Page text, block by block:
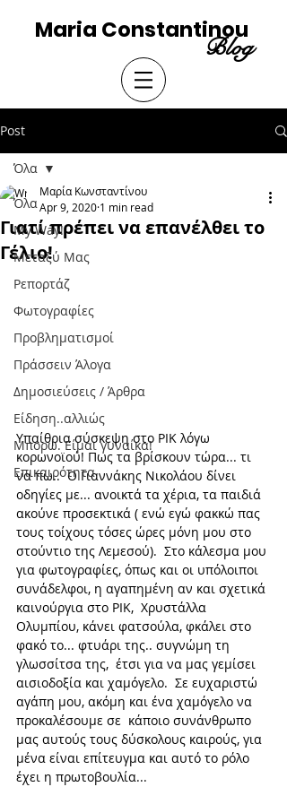
Maria Constantinou
Blog
Post
Όλα
My Way!
Μεταξύ Μας
Ρεπορτάζ
Φωτογραφίες
Προβληματισμοί
Πράσσειν Άλογα
Δημοσιεύσεις / Άρθρα
Είδηση..αλλιώς
Μπορώ. Είμαι γυναίκα!
Επικαιρότητα
Όλα
Γιατί πρέπει να επανέλθει το
Γέλιο!
Μαρία Κωνσταντίνου
Apr 9, 2020 1 min read
Υπαίθρια σύσκεψη στο ΡΙΚ λόγω
κορωνοϊού! Πως τα βρίσκουν τώρα... τι
να πω..  Ο Γιαννάκης Νικολάου δίνει
οδηγίες με... ανοικτά τα χέρια, τα παιδιά
ακούνε προσεκτικά ( ενώ εγώ φακκώ πας
τους τοίχους τόσες ώρες μόνη μου στο
στούντιο της Λεμεσού).  Στο κάλεσμα μου
για φωτογραφίες, όπως και οι υπόλοιποι
συνάδελφοι, η αγαπημένη αν και σχετικά
καινούργια στο ΡΙΚ,  Χρυστάλλα
Ολυμπίου, κάνει φατσούλα, φκάλει στο
φακό το... φτυάρι της.. συγνώμη τη
γλωσσίτσα της,  έτσι για να μας γεμίσει
αισιοδοξία και χαμόγελο.  Σε ευχαριστώ
αγάπη μου, ακόμη και ένα χαμόγελο να
προκαλέσουμε σε  κάποιο συνάνθρωπο
μας αυτούς τους δύσκολους καιρούς, για
μένα είναι επίτευγμα και αυτό το ρόλο
έχει η πρωτοβουλία...